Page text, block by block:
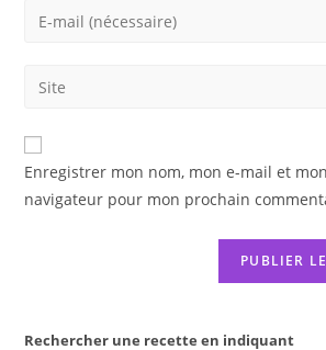
Enter
address
comment
Saisir
de
votre
(facultatif)
Enregistrer mon nom, mon e-mail et
navigateur pour mon prochain
Rechercher une recette en indiquant